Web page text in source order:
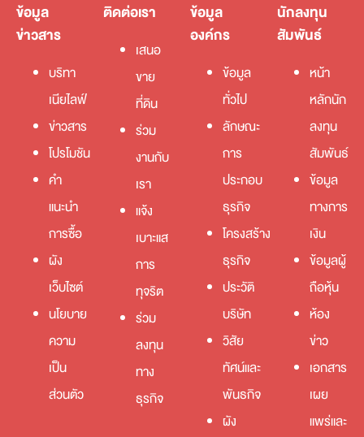
ข้อมูล
ข่าวสาร
บริทา
เนียไลฟ์
ข่าวสาร
โปรโมชัน
คำ
แนะนำ
การซื้อ
ผัง
เว็บไซต์
นโยบาย
ความ
เป็น
ส่วนตัว
ติดต่อเรา
เสนอ
ขาย
ที่ดิน
ร่วม
งานกับ
เรา
แจ้ง
เบาะแส
การ
ทุจริต
ร่วม
ลงทุน
ทาง
ธุรกิจ
ข้อมูล
องค์กร
ข้อมูล
ทั่วไป
ลักษณะ
การ
ประกอบ
ธุรกิจ
โครงสร้าง
ธุรกิจ
ประวัติ
บริษัท
วิสัย
ทัศน์และ
พันธกิจ
ผัง
นักลงทุน
สัมพันธ์
หน้า
หลักนัก
ลงทุน
สัมพันธ์
ข้อมูล
ทางการ
เงิน
ข้อมูลผู้
ถือหุ้น
ห้อง
ข่าว
เอกสาร
เผย
แพร่และ